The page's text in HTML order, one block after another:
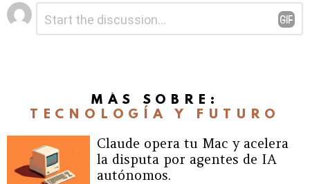
Deja
una
MÁS SOBRE:
TECNOLOGÍA Y FUTURO
Claude opera tu Mac y acelera
la disputa por agentes de IA
autónomos.